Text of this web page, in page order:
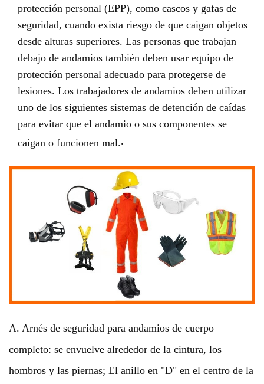
protección personal (EPP), como cascos y gafas de
seguridad, cuando exista riesgo de que caigan objetos
desde alturas superiores. Las personas que trabajan
debajo de andamios también deben usar equipo de
protección personal adecuado para protegerse de
lesiones. Los trabajadores de andamios deben utilizar
uno de los siguientes sistemas de detención de caídas
para evitar que el andamio o sus componentes se
caigan o funcionen mal. .
A. Arnés de seguridad para andamios de cuerpo
completo: se envuelve alrededor de la cintura, los
hombros y las piernas; El anillo en "D" en el centro de la